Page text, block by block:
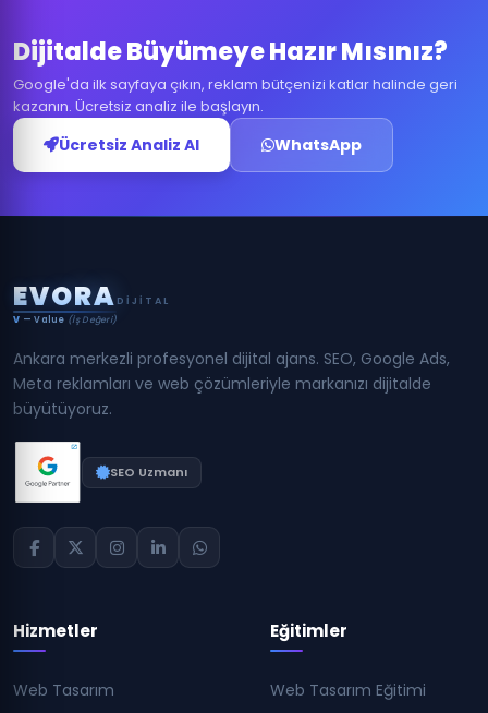
Dijitalde Büyümeye Hazır Mısınız?
Google'da ilk sayfaya çıkın, reklam bütçenizi katlar halinde geri
kazanın. Ücretsiz analiz ile başlayın.
Ücretsiz Analiz Al WhatsApp
EVORA DIJITAL
V — Value (İş Değeri)
Ankara merkezli profesyonel dijital ajans. SEO, Google Ads,
Meta reklamları ve web çözümleriyle markanızı dijitalde
büyütüyoruz.
SEO Uzmanı
Hizmetler
Web Tasarım
Eğitimler
Web Tasarım Eğitimi